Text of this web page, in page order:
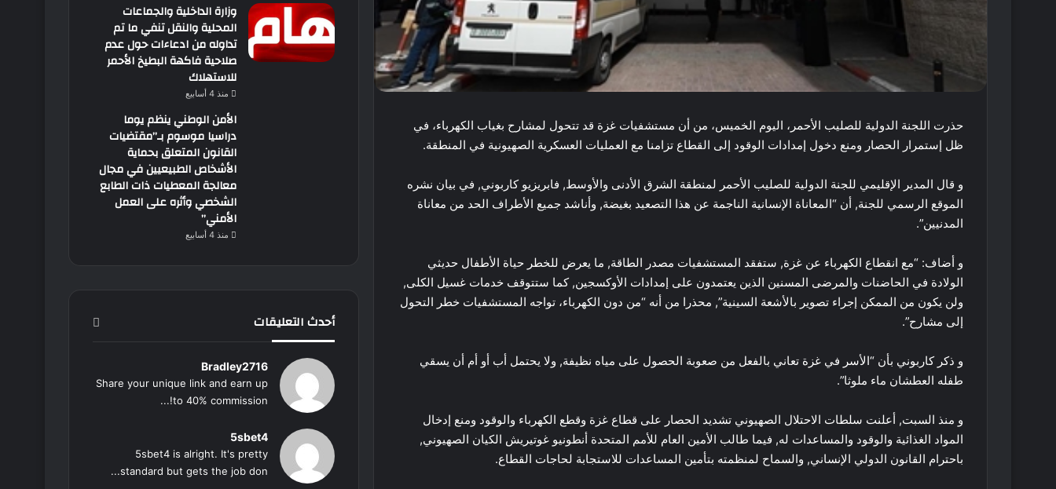
حذرت اللجنة الدولية للصليب الأحمر، اليوم الخميس، من أن مستشفيات غزة قد تتحول لمشارح بغياب الكهرباء، في
ظل إستمرار الحصار ومنع دخول إمدادات الوقود إلى القطاع تزامنا مع العمليات العسكرية الصهيونية في المنطقة.
و قال المدير الإقليمي للجنة الدولية للصليب الأحمر لمنطقة الشرق الأدنى والأوسط, فابريزيو كاربوني, في بيان نشره
الموقع الرسمي للجنة, أن “المعاناة الإنسانية الناجمة عن هذا التصعيد بغيضة, وأناشد جميع الأطراف الحد من معاناة
المدنيين”.
و أضاف: “مع انقطاع الكهرباء عن غزة, ستفقد المستشفيات مصدر الطاقة, ما يعرض للخطر حياة الأطفال حديثي
الولادة في الحاضنات والمرضى المسنين الذين يعتمدون على إمدادات الأوكسجين, كما ستتوقف خدمات غسيل الكلى,
ولن يكون من الممكن إجراء تصوير بالأشعة السينية”, محذرا من أنه “من دون الكهرباء، تواجه المستشفيات خطر التحول
إلى مشارح”.
و ذكر كاربوني بأن “الأسر في غزة تعاني بالفعل من صعوبة الحصول على مياه نظيفة, ولا يحتمل أب أو أم أن يسقي
طفله العطشان ماء ملوثا”.
و منذ السبت, أعلنت سلطات الاحتلال الصهيوني تشديد الحصار على قطاع غزة وقطع الكهرباء والوقود ومنع إدخال
المواد الغذائية والوقود والمساعدات له, فيما طالب الأمين العام للأمم المتحدة أنطونيو غوتيريش الكيان الصهيوني,
باحترام القانون الدولي الإنساني, والسماح لمنظمته بتأمين المساعدات للاستجابة لحاجات القطاع.
وزارة الداخلية والجماعات
المحلية والنقل تنفي ما تم
تداوله من ادعاءات حول عدم
صلاحية فاكهة البطيخ الأحمر
للاستهلاك
منذ 4 أسابيع
الأمن الوطني ينظم يوما
دراسيا موسوم بـ”مقتضيات
القانون المتعلق بحماية
الأشخاص الطبيعيين في مجال
معالجة المعطيات ذات الطابع
الشخصي وأثره على العمل
الأمني”
منذ 4 أسابيع
أحدث التعليقات
Bradley2716
Share your unique link and earn up
to 40% commission!...
5sbet4
5sbet4 is alright. It's pretty
standard but gets the job don...